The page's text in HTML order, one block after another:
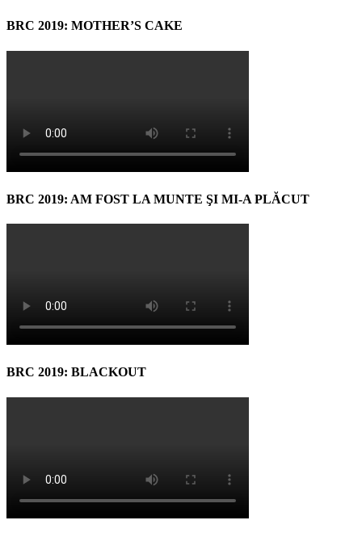
BRC 2019: MOTHER’S CAKE
BRC 2019: AM FOST LA MUNTE ŞI MI-A PLĂCUT
BRC 2019: BLACKOUT